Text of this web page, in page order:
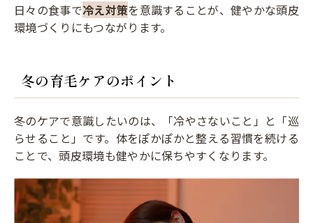
日々の食事で冷え対策を意識することが、健やかな頭皮
環境づくりにもつながります。
冬の育毛ケアのポイント
冬のケアで意識したいのは、「冷やさないこと」と「巡
らせること」です。体をぽかぽかと整える習慣を続ける
ことで、頭皮環境も健やかに保ちやすくなります。